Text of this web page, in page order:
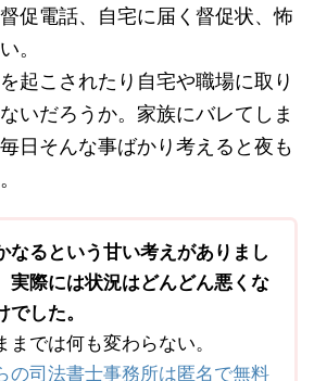
促電話、自宅に届く督促状、怖
。
起こされたり自宅や職場に取り
いだろうか。家族にバレてしま
日そんな事ばかり考えると夜も
なるという甘い考えがありまし
実際には状況はどんどん悪くな
でした。
までは何も変わらない。
の司法書士事務所は匿名で無料